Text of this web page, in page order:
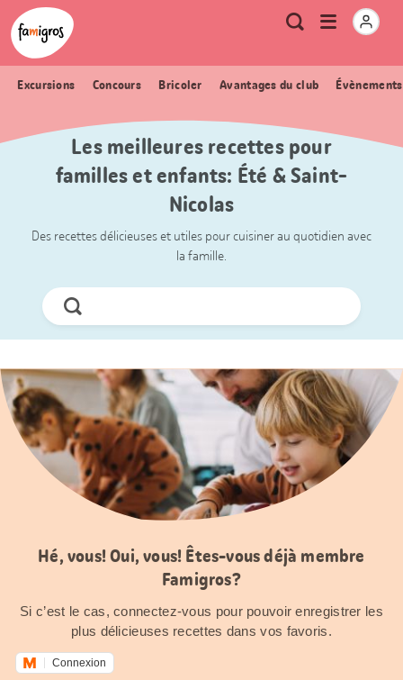
Signets
de
navigation
Header
Logo Métanavigation
RechercheOuvrir
Excursions Concours Bricoler Avantages du club
Les meilleures recettes pour
familles et enfants: Été & Saint-
Nicolas
Des recettes délicieuses et utiles pour cuisiner au quotidien avec
la famille.
Chercher
Hé, vous! Oui, vous! Êtes-vous déjà membre
Famigros?
Si c’est le cas, connectez-vous pour pouvoir enregistrer les
plus délicieuses recettes dans vos favoris.
Connexion